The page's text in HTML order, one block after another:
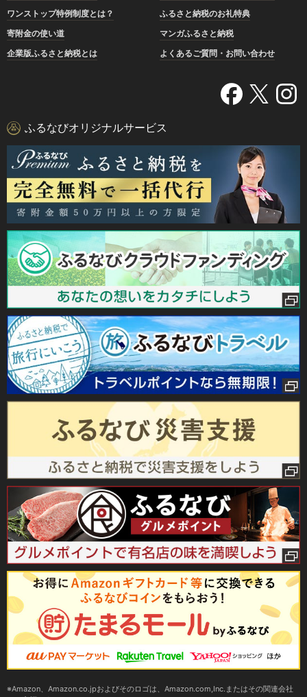
ワンストップ特例制度とは？
ふるさと納税のお礼特典
寄附金の使い道
マンガふるさと納税
企業版ふるさと納税とは
よくあるご質問・お問い合わせ
ふるなびオリジナルサービス
Amazon、Amazon.co.jpおよびそのロゴは、Amazon.com,Inc.またはその関連会社